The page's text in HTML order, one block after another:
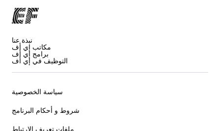
نبذة عنا
مكاتب إي أف
برامج إي أف
التوظيف في إي أف
سياسة الخصوصية
شروط و أحكام البرنامج
ملفات تعريف الارتباط